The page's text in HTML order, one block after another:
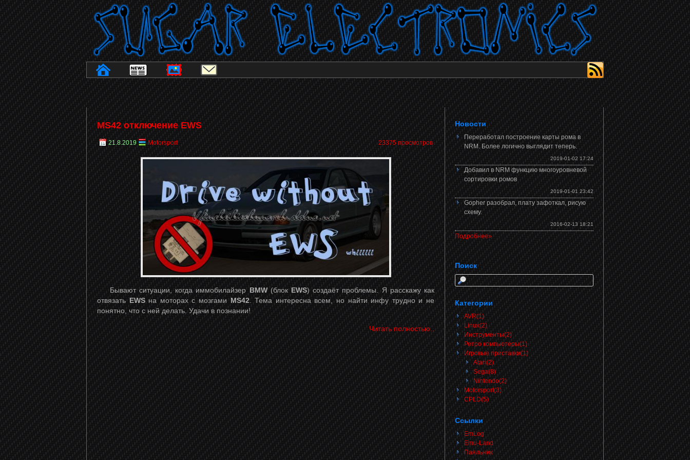
MS42 отключение EWS
21.8.2019 Motorsport 23375 просмотров
Бывают ситуации, когда иммобилайзер BMW (блок EWS) создаёт проблемы. Я расскажу как
отвязать EWSна моторах с мозгами MS42. Тема интересна всем, но найти инфу трудно и не
понятно, что с ней делать. Удачи в познании!
Читать полностью..
Новости
Переработал построение карты рома в
NRM. Более логично выглядит теперь.
2019-01-02 17:24
Добавил в NRM функцию многоуровневой
сортировки ромов
2019-01-01 23:42
Gopher разобрал, плату зафоткал, рисую
схему.
2016-02-13 18:21
Подробнее»
Поиск
Категории
AVR(1)
Linux(2)
Инструменты(2)
Ретро компьютеры(1)
Игровые приставки(1)
Atari(2)
Sega(8)
Nintendo(2)
Motorsport(3)
CPLD(5)
Ссылки
EmLog
Emu-Land
Паяльник